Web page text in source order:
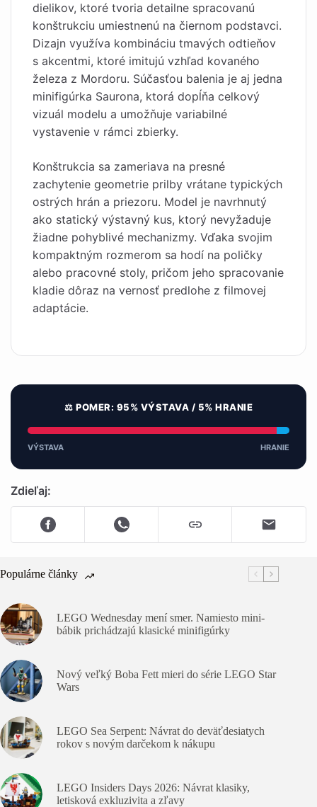
dielikov, ktoré tvoria detailne spracovanú
konštrukciu umiestnenú na čiernom podstavci.
Dizajn využíva kombináciu tmavých odtieňov
s akcentmi, ktoré imitujú vzhľad kovaného
železa z Mordoru. Súčasťou balenia je aj jedna
minifigúrka Saurona, ktorá dopĺňa celkový
vizuál modelu a umožňuje variabilné
vystavenie v rámci zbierky.
Konštrukcia sa zameriava na presné
zachytenie geometrie prilby vrátane typických
ostrých hrán a priezoru. Model je navrhnutý
ako statický výstavný kus, ktorý nevyžaduje
žiadne pohyblivé mechanizmy. Vďaka svojim
kompaktným rozmerom sa hodí na poličky
alebo pracovné stoly, pričom jeho spracovanie
kladie dôraz na vernosť predlohe z filmovej
adaptácie.
⚖️ POMER: 95% VÝSTAVA / 5% HRANIE
VÝSTAVA HRANIE
Zdieľaj:
Populárne články
LEGO Wednesday mení smer. Namiesto mini-
bábik prichádzajú klasické minifigúrky
Nový veľký Boba Fett mieri do série LEGO Star
Wars
LEGO Sea Serpent: Návrat do deväťdesiatych
rokov s novým darčekom k nákupu
LEGO Insiders Days 2026: Návrat klasiky,
letisková exkluzivita a zľavy